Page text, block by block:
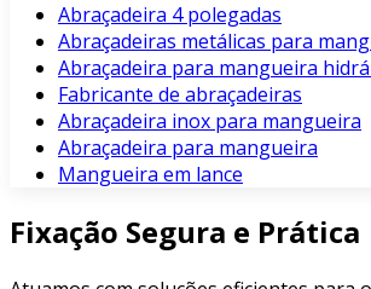
Abraçadeira 4 polegadas
Abraçadeiras metálicas para
Abraçadeira para mangueira
Fabricante de abraçadeiras
Abraçadeira inox para mangueira
Abraçadeira para mangueira
Mangueira em lance
Fixação Segura e Prática